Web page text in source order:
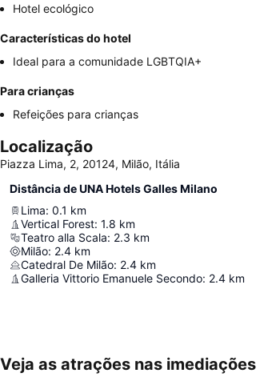
Hotel ecológico
Características do hotel
Ideal para a comunidade LGBTQIA+
Para crianças
Refeições para crianças
Localização
Piazza Lima, 2, 20124, Milão, Itália
Distância de UNA Hotels Galles Milano
Lima: 0.1 km
Vertical Forest: 1.8 km
Teatro alla Scala: 2.3 km
Milão: 2.4 km
Catedral De Milão: 2.4 km
Galleria Vittorio Emanuele Secondo: 2.4 km
Veja as atrações nas imediações